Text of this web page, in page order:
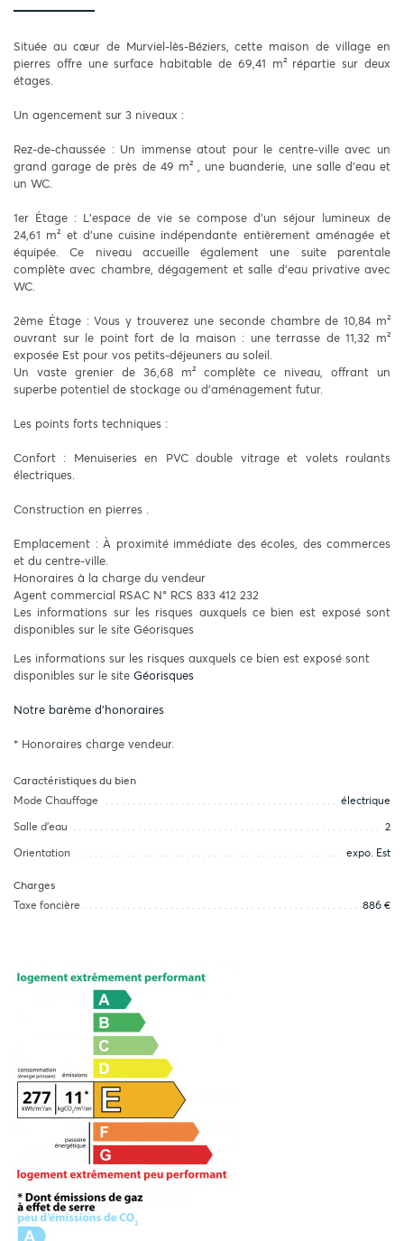
Située au cœur de Murviel-lès-Béziers, cette maison de village en
pierres offre une surface habitable de 69,41 m² répartie sur deux
étages.
Un agencement sur 3 niveaux :
Rez-de-chaussée : Un immense atout pour le centre-ville avec un
grand garage de près de 49 m² , une buanderie, une salle d’eau et
un WC.
1er Étage : L'espace de vie se compose d'un séjour lumineux de
24,61 m² et d'une cuisine indépendante entièrement aménagée et
équipée. Ce niveau accueille également une suite parentale
complète avec chambre, dégagement et salle d'eau privative avec
WC.
2ème Étage : Vous y trouverez une seconde chambre de 10,84 m²
ouvrant sur le point fort de la maison : une terrasse de 11,32 m²
exposée Est pour vos petits-déjeuners au soleil.
Un vaste grenier de 36,68 m² complète ce niveau, offrant un
superbe potentiel de stockage ou d'aménagement futur.
Les points forts techniques :
Confort : Menuiseries en PVC double vitrage et volets roulants
électriques.
Construction en pierres .
Emplacement : À proximité immédiate des écoles, des commerces
et du centre-ville.
Honoraires à la charge du vendeur
Agent commercial RSAC N° RCS 833 412 232
Les informations sur les risques auxquels ce bien est exposé sont
disponibles sur le site Géorisques
Les informations sur les risques auxquels ce bien est exposé sont
disponibles sur le site Géorisques
Notre barème d'honoraires
* Honoraires charge vendeur.
Caractéristiques du bien
Mode Chauffage
électrique
Salle d’eau 2
Orientation expo. Est
Charges
Taxe foncière
886 €